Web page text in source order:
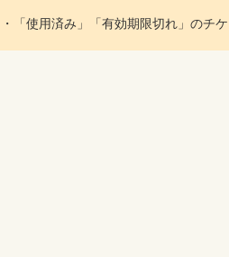
・「使用済み」「有効期限切れ」のチ